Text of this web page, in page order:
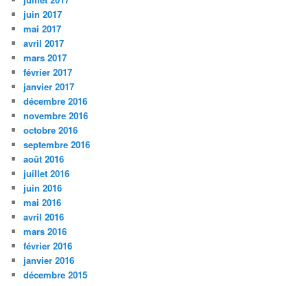
juin 2017
mai 2017
avril 2017
mars 2017
février 2017
janvier 2017
décembre 2016
novembre 2016
octobre 2016
septembre 2016
août 2016
juillet 2016
juin 2016
mai 2016
avril 2016
mars 2016
février 2016
janvier 2016
décembre 2015